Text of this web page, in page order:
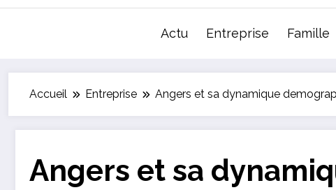
Actu Entreprise Famille
Accueil Entreprise Angers et sa dynamique
Angers et sa